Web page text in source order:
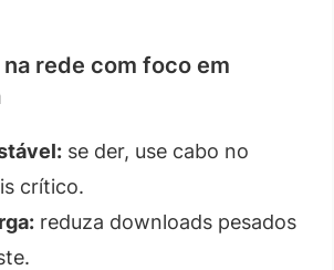
rede com foco em
se der, use cabo no
crítico.
reduza downloads pesados